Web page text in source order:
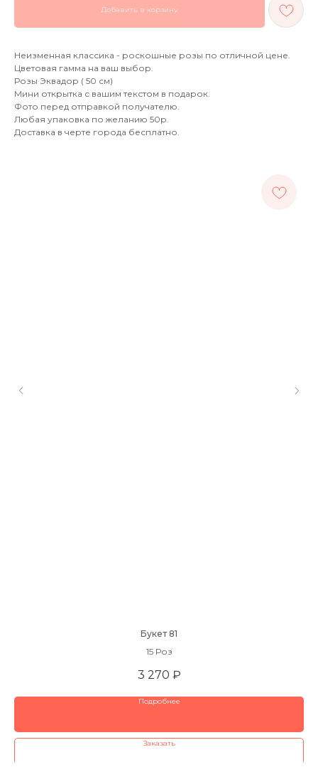
Добавить в корзину
Неизменная классика - роскошные розы по отличной цене.
Цветовая гамма на ваш выбор.
Розы Эквадор ( 50 см)
Мини открытка с вашим текстом в подарок.
Фото перед отправкой получателю.
Любая упаковка по желанию 50р.
Доставка в черте города бесплатно.
Букет 81
15 Роз
3 270 ₽
Подробнее
⠀Заказать⠀